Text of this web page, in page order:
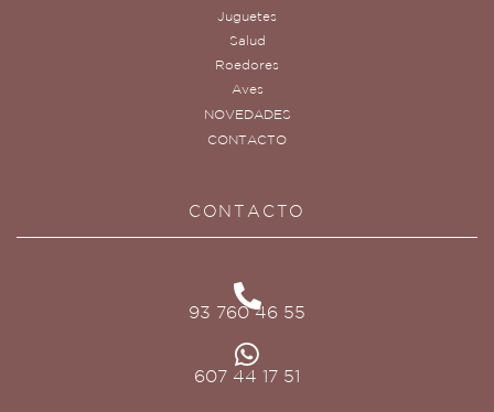
Juguetes
Salud
Roedores
Aves
NOVEDADES
CONTACTO
CONTACTO
93 760 46 55
607 44 17 51